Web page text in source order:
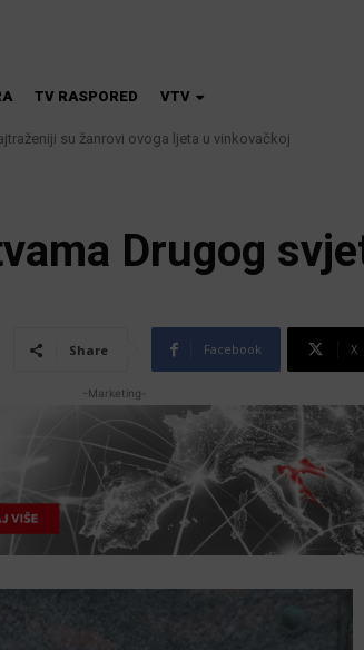
TV RASPORED VTV
su žanrovi ovoga ljeta u vinkovačkoj
smanjenje tlaka u vodovodnoj mreži
Drugog
Share Facebook X
-Marketing-